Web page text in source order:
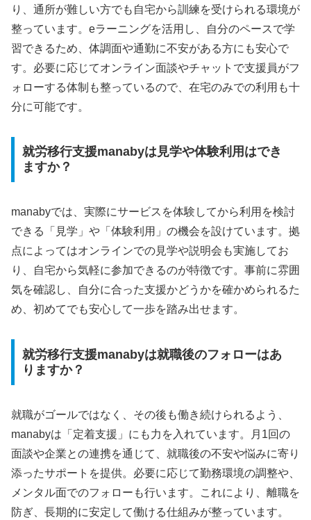
り、通所が難しい方でも自宅から訓練を受けられる環境が
整っています。eラーニングを活用し、自分のペースで学
習できるため、体調面や通勤に不安がある方にも安心で
す。必要に応じてオンライン面談やチャットで支援員がフ
ォローする体制も整っているので、在宅のみでの利用も十
分に可能です。
就労移行支援manabyは見学や体験利用はでき
ますか？
manabyでは、実際にサービスを体験してから利用を検討
できる「見学」や「体験利用」の機会を設けています。拠
点によってはオンラインでの見学や説明会も実施してお
り、自宅から気軽に参加できるのが特徴です。事前に雰囲
気を確認し、自分に合った支援かどうかを確かめられるた
め、初めてでも安心して一歩を踏み出せます。
就労移行支援manabyは就職後のフォローはあ
りますか？
就職がゴールではなく、その後も働き続けられるよう、
manabyは「定着支援」にも力を入れています。月1回の
面談や企業との連携を通じて、就職後の不安や悩みに寄り
添ったサポートを提供。必要に応じて勤務環境の調整や、
メンタル面でのフォローも行います。これにより、離職を
防ぎ、長期的に安定して働ける仕組みが整っています。